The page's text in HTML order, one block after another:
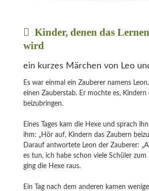
Kinder, denen das
wird
ein kurzes Märchen von Leo
Es war einmal ein Zauberer namens
einen Zauberstab. Er mochte es, Kindern
beizubringen.
Eines Tages kam die Hexe und sprach
ihm: „Hör auf, Kindern das Zaubern
Darauf antwortete Leon der Zauberer:
es tun, ich habe schon viele Schüler zum
ging die Hexe raus.
Ein Tag nach dem anderen kamen